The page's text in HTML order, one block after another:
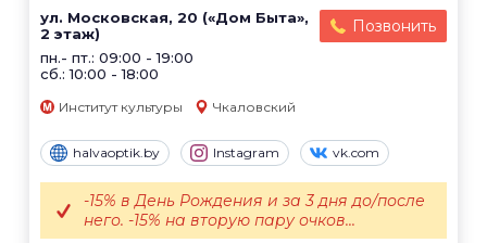
ул. Московская, 20 («Дом Быта»,
2 этаж)
пн.- пт.: 09:00 - 19:00
сб.: 10:00 - 18:00
Позвонить
Институт культуры Чкаловский
halvaoptik.by Instagram vk.com
-15% в День Рождения и за 3 дня до/после
него. -15% на вторую пару очков...